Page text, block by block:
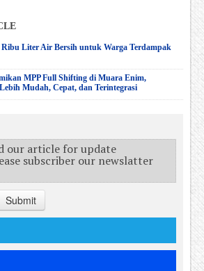
Ribu Liter Air Bersih untuk Warga Terdampak
MPP Full Shifting di Muara Enim,
Mudah, Cepat, dan Terintegrasi
our article for update
subscriber our newslatter
Submit